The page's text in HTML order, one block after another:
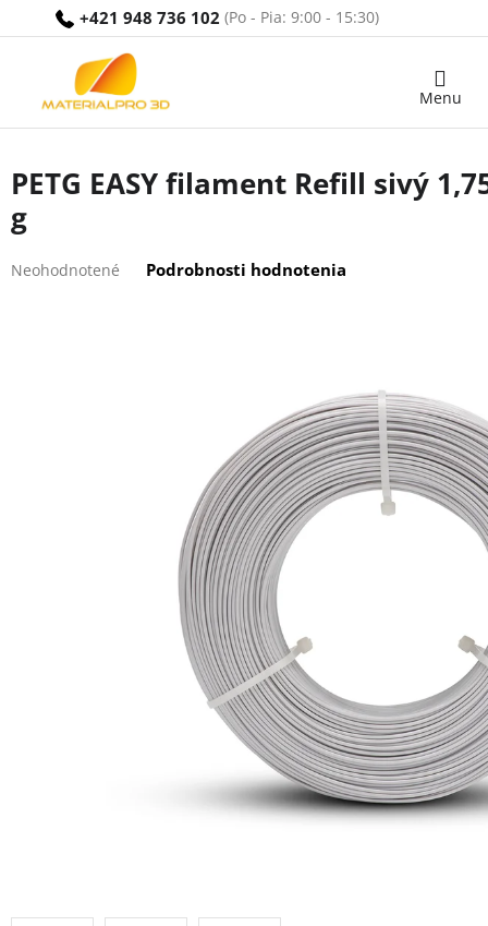
+421 948 736 102
Nákupný
PETG EASY filament Refill sivý
g
hodnotenie
Neohodnotené Podrobnosti hodnotenia